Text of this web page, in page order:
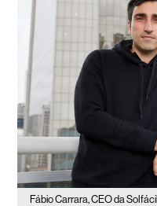
Fábio Carrara, CEO da Solfácil